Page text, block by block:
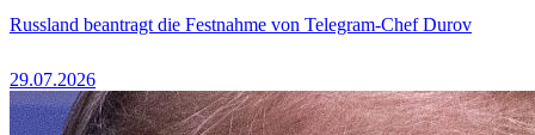
Russland beantragt die Festnahme von Telegram-Chef Durov
29.07.2026